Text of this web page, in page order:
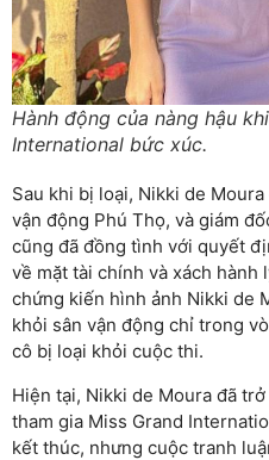
Hành động của nàng hậu
International bức xúc.
Sau khi bị loại, Nikki de
vận động Phú Thọ, và giám
cũng đã đồng tình với quyết
về mặt tài chính và xách hành
chứng kiến hình ảnh Nikki de
khỏi sân vận động chỉ trong
cô bị loại khỏi cuộc thi.
Hiện tại, Nikki de Moura đã
tham gia Miss Grand
kết thúc, nhưng cuộc tranh